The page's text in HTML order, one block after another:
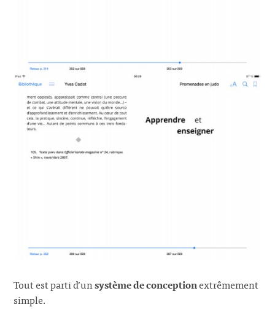
Tout est parti d’unsystème de conceptionextrêmement
simple.